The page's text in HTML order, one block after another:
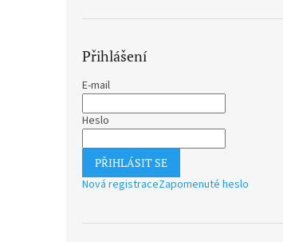
Přihlášení
E-mail
Heslo
PŘIHLÁSIT SE
Nová registraceZapomenuté heslo